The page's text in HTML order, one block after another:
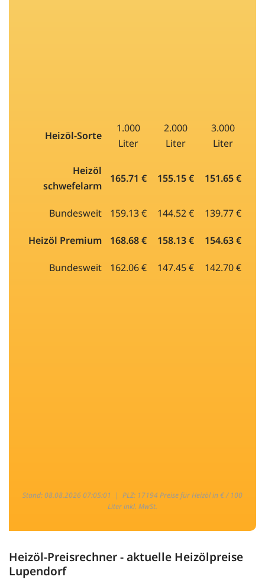
Heizöl-Sorte
1.000
Liter
2.000
Liter
3.000
Liter
Heizöl
schwefelarm
165.71 € 155.15 € 151.65 €
Bundesweit 159.13 € 144.52 € 139.77 €
Heizöl Premium 168.68 € 158.13 € 154.63 €
Bundesweit 162.06 € 147.45 € 142.70 €
Stand: 08.08.2026 07:05:01 | PLZ: 17194 Preise für Heizöl in € / 100
Liter inkl. MwSt.
Heizöl-Preisrechner - aktuelle Heizölpreise
Lupendorf